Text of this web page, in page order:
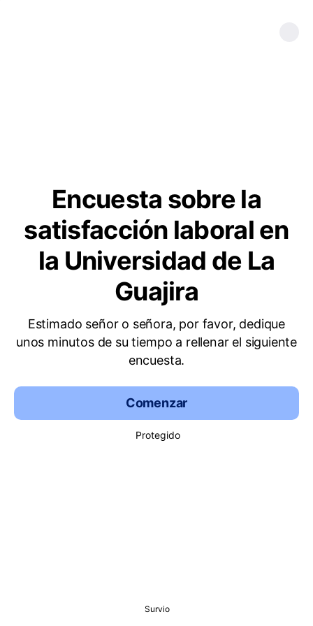
Encuesta sobre la
satisfacción laboral en
la Universidad de La
Guajira
Estimado señor o señora, por favor, dedique
unos minutos de su tiempo a rellenar el siguiente
encuesta.
Comenzar
Protegido
Survio